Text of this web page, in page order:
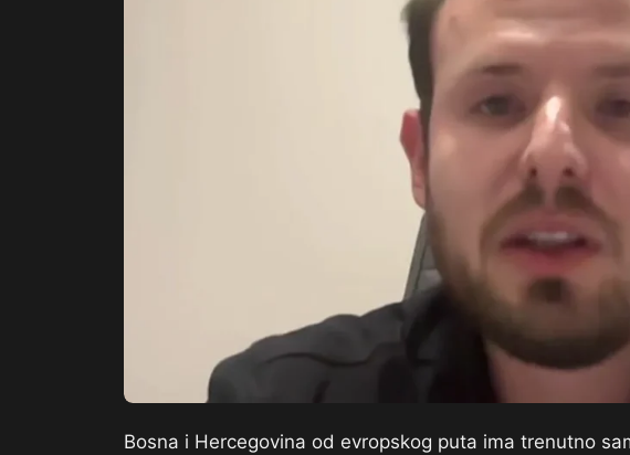
Bosna i Hercegovina od evropskog puta ima trenutno